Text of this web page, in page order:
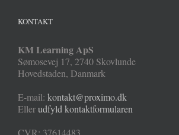
KONTAKT
KM Learning ApS
Sømosevej 17, 2740 Skovlunde
Hovedstaden, Danmark
E-mail: kontakt@proximo.dk
Ellerudfyld kontaktformularen
CVR: 37614483